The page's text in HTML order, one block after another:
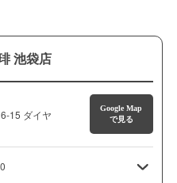
池袋店
15 ダイヤ
Google Map
で見る